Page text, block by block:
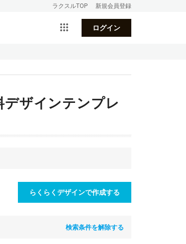
ラクスルTOP 新規会員登録
ログイン
ザインテンプレ
らくらくデザインで作成する
検索条件を解除する